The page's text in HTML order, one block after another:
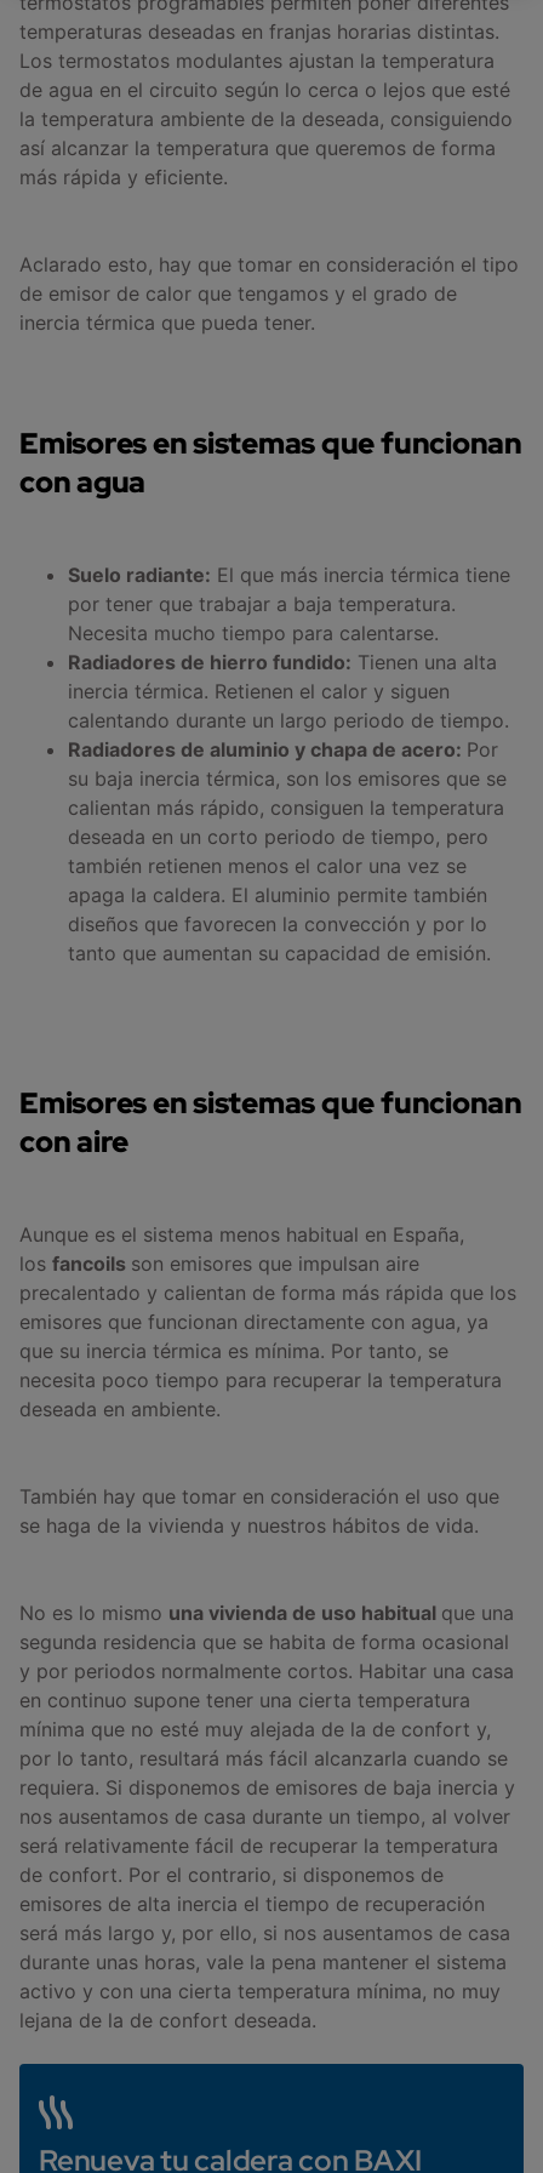
temperaturas deseadas en franjas horarias distintas.
Los termostatos modulantes ajustan la temperatura
de agua en el circuito según lo cerca o lejos que esté
la temperatura ambiente de la deseada, consiguiendo
así alcanzar la temperatura que queremos de forma
más rápida y eficiente.
Aclarado esto, hay que tomar en consideración el tipo
de emisor de calor que tengamos y el grado de
inercia térmica que pueda tener.
Emisores en sistemas que funcionan
con agua
Suelo radiante: El que más inercia térmica tiene
por tener que trabajar a baja temperatura.
Necesita mucho tiempo para calentarse.
Radiadores de hierro fundido: Tienen una alta
inercia térmica. Retienen el calor y siguen
calentando durante un largo periodo de tiempo.
Radiadores de aluminio y chapa de acero: Por
su baja inercia térmica, son los emisores que se
calientan más rápido, consiguen la temperatura
deseada en un corto periodo de tiempo, pero
también retienen menos el calor una vez se
apaga la caldera. El aluminio permite también
diseños que favorecen la convección y por lo
tanto que aumentan su capacidad de emisión.
Emisores en sistemas que funcionan
con aire
Aunque es el sistema menos habitual en España,
los fancoils son emisores que impulsan aire
precalentado y calientan de forma más rápida que los
emisores que funcionan directamente con agua, ya
que su inercia térmica es mínima. Por tanto, se
necesita poco tiempo para recuperar la temperatura
deseada en ambiente.
También hay que tomar en consideración el uso que
se haga de la vivienda y nuestros hábitos de vida.
No es lo mismo una vivienda de uso habitual que una
segunda residencia que se habita de forma ocasional
y por periodos normalmente cortos. Habitar una casa
en continuo supone tener una cierta temperatura
mínima que no esté muy alejada de la de confort y,
por lo tanto, resultará más fácil alcanzarla cuando se
requiera. Si disponemos de emisores de baja inercia y
nos ausentamos de casa durante un tiempo, al volver
será relativamente fácil de recuperar la temperatura
de confort. Por el contrario, si disponemos de
emisores de alta inercia el tiempo de recuperación
será más largo y, por ello, si nos ausentamos de casa
durante unas horas, vale la pena mantener el sistema
activo y con una cierta temperatura mínima, no muy
lejana de la de confort deseada.
Renueva tu caldera con BAXI